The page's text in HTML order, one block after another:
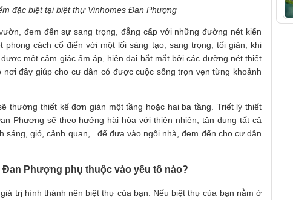
đặc biệt tại biệt thự Vinhomes Đan Phượng
đem đến sự sang trọng, đẳng cấp với những đường nét kiến
cách cổ điển với một lối sáng tạo, sang trọng, tối giản, khi
một cảm giác ấm áp, hiện đại bắt mắt bởi các đường nét thiết
đây giúp cho cư dân có được cuộc sống trọn vẹn từng khoảnh
thường thiết kế đơn giản một tầng hoặc hai ba tầng. Triết lý thiết
Phượng sẽ theo hướng hài hòa với thiên nhiên, tận dụng tất cả
sáng, gió, cảnh quan,.. để đưa vào ngôi nhà, đem đến cho cư dân
Phượng phụ thuộc vào yếu tố nào?
trị hình thành nên biệt thự của bạn. Nếu biệt thự của bạn nằm ở